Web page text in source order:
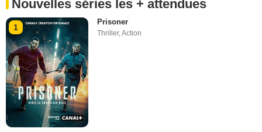
Nouvelles séries les + attendues
1
Prisoner
Thriller,Action